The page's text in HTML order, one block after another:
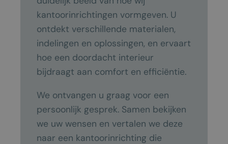
kantoorinrichtingen vormgeven. U
ontdekt verschillende materialen,
indelingen en oplossingen, en ervaart
hoe een doordacht interieur
bijdraagt aan comfort en efficiëntie.
We ontvangen u graag voor een
persoonlijk gesprek. Samen bekijken
we uw wensen en vertalen we deze
naar een kantoorinrichting die